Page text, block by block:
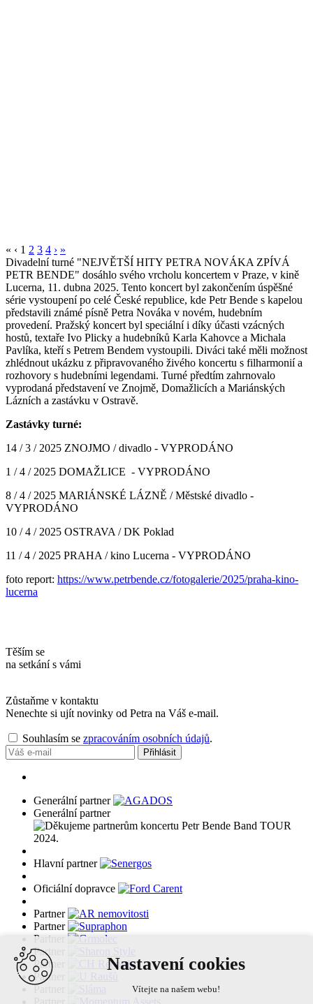
« ‹ 1 2 3 4 › »
Divadelní turné "NEJVĚTŠÍ HITY PETRA NOVÁKA ZPÍVÁ
PETR BENDE" dosáhlo svého vrcholu koncertem v Praze, v kině
Lucerna, 11. dubna 2025. Tento koncert byl zakončením úspěšné
série vystoupení po celé České republice, kde Petr Bende s kapelou
představili známé písně Petra Nováka v novém, hudebním
provedení. Pražský koncert byl speciální i díky účasti vzácných
hostů, textaře Ivo Plicky a hudebníků Karla Kahovce a Michala
Pavlíka, kteří s Petrem Bendem vystoupili. Diváci také měli možnost
zhlédnout ukázku z připravovaného živého koncertu s filharmonií a
rozhovory s hudebními legendami. Turné předtím zahrnovalo
vyprodaná představení ve Znojmě, Domažlicích a Mariánských
Lázních a zastávku v Ostravě.
Zastávky turné:
14 / 3 / 2025 ZNOJMO / divadlo - VYPRODÁNO
1 / 4 / 2025 DOMAŽLICE - VYPRODÁNO
8 / 4 / 2025 MARIÁNSKÉ LÁZNĚ / Městské divadlo -
VYPRODÁNO
10 / 4 / 2025 OSTRAVA / DK Poklad
11 / 4 / 2025 PRAHA / kino Lucerna - VYPRODÁNO
foto report: https://www.petrbende.cz/fotogalerie/2025/praha-kino-
lucerna
Těším se
na setkání s vámi
Zůstaňme v kontaktu
Nenechte si ujít novinky od Petra na Váš e-mail.
Souhlasím se zpracováním osobních údajů.
Přihlásit
Generální partner
Generální partner
Hlavní partner
Oficiální dopravce
Partner
Partner
Partner
Partner
Partner
Partner
Partner
Nastavení cookies
Vítejte na našem webu!